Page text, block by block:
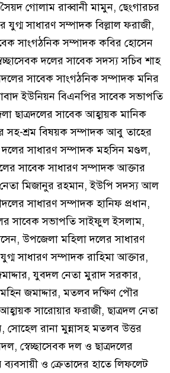
গোলাম রাব্বানী মামুন, ছেংগারচর
সাধারণ সম্পাদক বিল্লাল ফরাজী,
সাংগঠনিক সম্পাদক কবির হোসেন
দলের সাবেক সদস্য সচিব শাহ
সাবেক সাংগঠনিক সম্পাদক মনির
ইউনিয়ন বিএনপির সাবেক সভাপতি
ছাত্রদলের সাবেক আহ্বায়ক মানিক
সহ-শ্রম বিষয়ক সম্পাদক আবু তাহের
সাধারণ সম্পাদক মহসিন মণ্ডল,
সাবেক সাধারণ সম্পাদক আক্তার
মিজানুর রহমান, ইউপি সদস্য আল
সাধারণ সম্পাদক হানিফ প্রধান,
সাবেক সভাপতি সাইফুল ইসলাম,
উপজেলা মহিলা দলের সাধারণ
সাধারণ সম্পাদক রাহিমা আক্তার,
যুবদল নেতা মুরাদ সরকার,
মহিন জমাদ্দার, মতলব দক্ষিণ পৌর
সারোয়ার ফরাজী, ছাত্রদল নেতা
সোহেল রানা মুন্নাসহ মতলব উত্তর
স্বেচ্ছাসেবক দল ও ছাত্রদলের
ব্যবসায়ী ও ক্রেতাদের হাতে লিফলেট